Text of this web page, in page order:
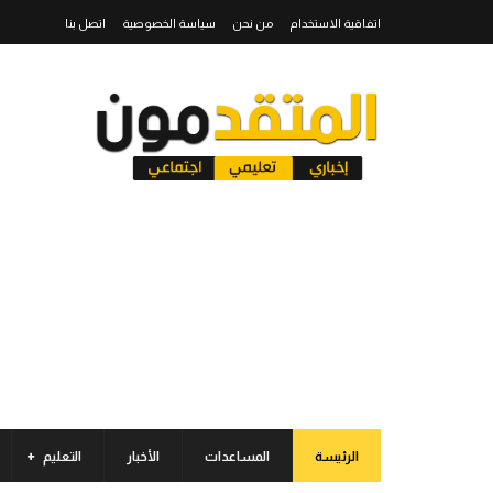
اتفاقية الاستخدام من نحن سياسة الخصوصية اتصل بنا
الرئيسة المساعدات الأخبار التعليم